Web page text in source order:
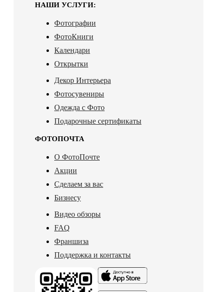
НАШИ УСЛУГИ:
Фотографии
ФотоКниги
Календари
Открытки
Декор Интерьера
Фотосувениры
Одежда с Фото
Подарочные сертификаты
ФОТОПОЧТА
О ФотоПочте
Акции
Сделаем за вас
Бизнесу
Видео обзоры
FAQ
Франшиза
Поддержка и контакты